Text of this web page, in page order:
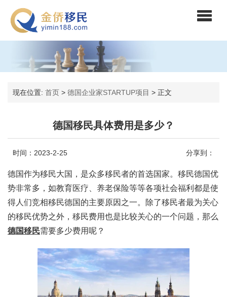
现在位置: 首页 > 德国企业家STARTUP项目 > 正文
德国移民具体费用是多少？
时间：2023-2-25 分享到：
德国作为移民大国，是众多移民者的首选国家。移民德国优
势非常多，如教育医疗、养老保险等等各项社会福利都是使
得人们竞相移民德国的主要原因之一。除了移民者最为关心
的移民优势之外，移民费用也是比较关心的一个问题，那么
德国移民需要多少费用呢？